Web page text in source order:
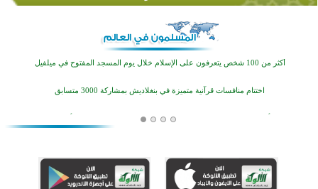
القرآن والتربية في صدارة البرامج الصيفية للمسلمين في بينزا وساراتوف وموردوفيا هذا العام
اختتام الدورة التاسعة لمسابقة حفظ وتلاوة القرآن الكريم في أزناكاييف
أكثر من 100 شخص يتعرفون على الإسلام خلال يوم المسجد المفتوح في ميلفيل
اختتام منافسات قرآنية متميزة في بنغلاديش بمشاركة 3000 متسابق
منطقة ريبوفسي تحتفل بميلاد مسجد جديد في أجواء إيمانية مميزة